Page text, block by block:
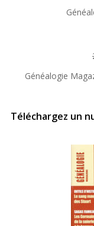
Généalogie
Téléchargez un